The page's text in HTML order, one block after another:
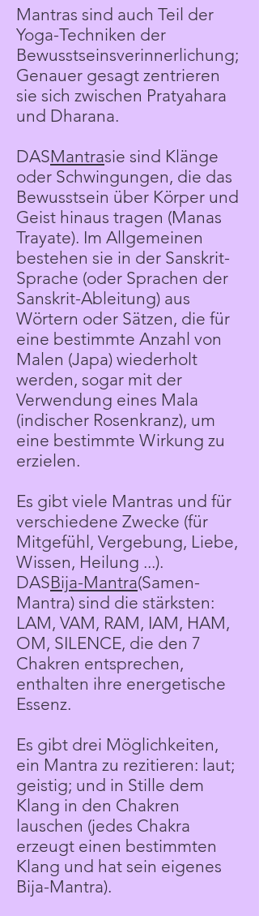
Mantras sind auch Teil der
Yoga-Techniken der
Bewusstseinsverinnerlichung;
Genauer gesagt zentrieren
sie sich zwischen Pratyahara
und Dharana.
DASMantrasie sind Klänge
oder Schwingungen, die das
Bewusstsein über Körper und
Geist hinaus tragen (Manas
Trayate). Im Allgemeinen
bestehen sie in der Sanskrit-
Sprache (oder Sprachen der
Sanskrit-Ableitung) aus
Wörtern oder Sätzen, die für
eine bestimmte Anzahl von
Malen (Japa) wiederholt
werden, sogar mit der
Verwendung eines Mala
(indischer Rosenkranz), um
eine bestimmte Wirkung zu
erzielen.
Es gibt viele Mantras und für
verschiedene Zwecke (für
Mitgefühl, Vergebung, Liebe,
Wissen, Heilung ...).
DASBija-Mantra(Samen-
Mantra) sind die stärksten:
LAM, VAM, RAM, IAM, HAM,
OM, SILENCE, die den 7
Chakren entsprechen,
enthalten ihre energetische
Essenz.
Es gibt drei Möglichkeiten,
ein Mantra zu rezitieren: laut;
geistig; und in Stille dem
Klang in den Chakren
lauschen (jedes Chakra
erzeugt einen bestimmten
Klang und hat sein eigenes
Bija-Mantra).